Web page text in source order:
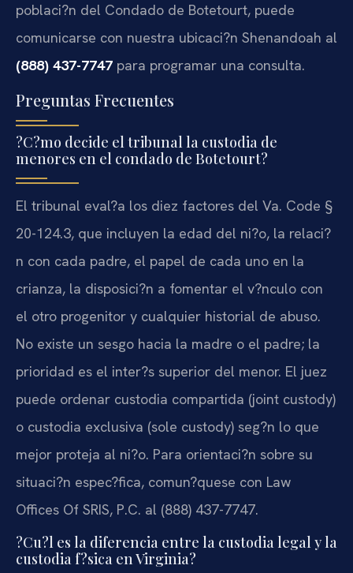
poblaci?n del Condado de Botetourt, puede
comunicarse con nuestra ubicaci?n Shenandoah al
(888) 437-7747 para programar una consulta.
Preguntas Frecuentes
?C?mo decide el tribunal la custodia de
menores en el condado de Botetourt?
El tribunal eval?a los diez factores del Va. Code §
20-124.3, que incluyen la edad del ni?o, la relaci?
n con cada padre, el papel de cada uno en la
crianza, la disposici?n a fomentar el v?nculo con
el otro progenitor y cualquier historial de abuso.
No existe un sesgo hacia la madre o el padre; la
prioridad es el inter?s superior del menor. El juez
puede ordenar custodia compartida (joint custody)
o custodia exclusiva (sole custody) seg?n lo que
mejor proteja al ni?o. Para orientaci?n sobre su
situaci?n espec?fica, comun?quese con Law
Offices Of SRIS, P.C. al (888) 437-7747.
?Cu?l es la diferencia entre la custodia legal y la
custodia f?sica en Virginia?